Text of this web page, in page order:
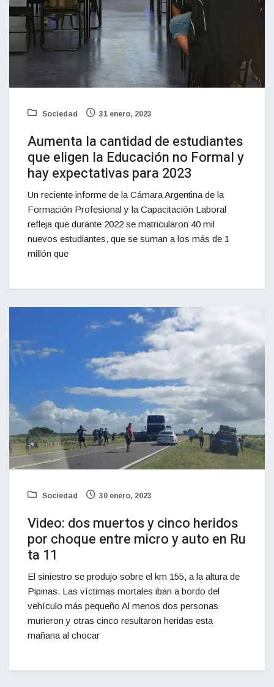
Sociedad 31 enero, 2023
Aumenta la cantidad de estudiantes
que eligen la Educación no Formal y
hay expectativas para 2023
Un reciente informe de la Cámara Argentina de la
Formación Profesional y la Capacitación Laboral
refleja que durante 2022 se matricularon 40 mil
nuevos estudiantes, que se suman a los más de 1
millón que
Sociedad 30 enero, 2023
Video: dos muertos y cinco heridos
por choque entre micro y auto en Ru
ta 11
El siniestro se produjo sobre el km 155, a la altura de
Pipinas. Las víctimas mortales iban a bordo del
vehículo más pequeño Al menos dos personas
murieron y otras cinco resultaron heridas esta
mañana al chocar